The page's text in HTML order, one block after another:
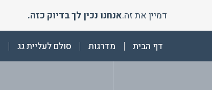
content
דמיין את זה.אנחנו נכין לך בדיוק כזה.
דף הבית מדרגות סולם לעליית גג